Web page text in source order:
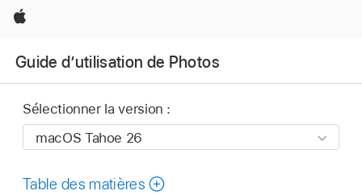
Apple
Guide d’utilisation de Photos
Sélectionner la version :
Table des matières